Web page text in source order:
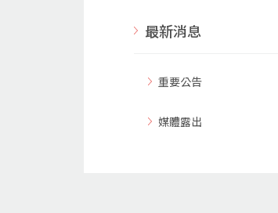
最新消息
重要公告
媒體露出